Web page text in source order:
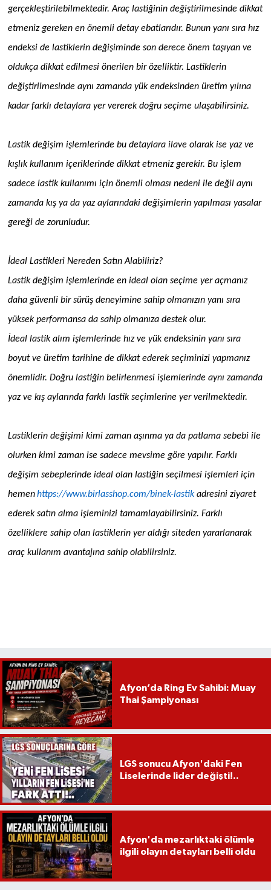
gerçekleştirilebilmektedir. Araç lastiğinin değiştirilmesinde dikkat
etmeniz gereken en önemli detay ebatlarıdır. Bunun yanı sıra hız
endeksi de lastiklerin değişiminde son derece önem taşıyan ve
oldukça dikkat edilmesi önerilen bir özelliktir. Lastiklerin
değiştirilmesinde aynı zamanda yük endeksinden üretim yılına
kadar farklı detaylara yer vererek doğru seçime ulaşabilirsiniz.
Lastik değişim işlemlerinde bu detaylara ilave olarak ise yaz ve
kışlık kullanım içeriklerinde dikkat etmeniz gerekir. Bu işlem
sadece lastik kullanımı için önemli olması nedeni ile değil aynı
zamanda kış ya da yaz aylarındaki değişimlerin yapılması yasalar
gereği de zorunludur.
İdeal Lastikleri Nereden Satın Alabiliriz?
Lastik değişim işlemlerinde en ideal olan seçime yer açmanız
daha güvenli bir sürüş deneyimine sahip olmanızın yanı sıra
yüksek performansa da sahip olmanıza destek olur.
İdeal lastik alım işlemlerinde hız ve yük endeksinin yanı sıra
boyut ve üretim tarihine de dikkat ederek seçiminizi yapmanız
önemlidir. Doğru lastiğin belirlenmesi işlemlerinde aynı zamanda
yaz ve kış aylarında farklı lastik seçimlerine yer verilmektedir.
Lastiklerin değişimi kimi zaman aşınma ya da patlama sebebi ile
olurken kimi zaman ise sadece mevsime göre yapılır. Farklı
değişim sebeplerinde ideal olan lastiğin seçilmesi işlemleri için
hemen https://www.birlasshop.com/binek-lastikadresini ziyaret
ederek satın alma işleminizi tamamlayabilirsiniz. Farklı
özelliklere sahip olan lastiklerin yer aldığı siteden yararlanarak
araç kullanım avantajına sahip olabilirsiniz.
Afyon’da Ring Ev Sahibi: Muay
Thai Şampiyonası
LGS sonucu Afyon'daki Fen
Liselerinde lider değişti!..
Afyon'da mezarlıktaki ölümle
ilgili olayın detayları belli oldu